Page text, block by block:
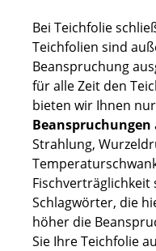
Bei Teichfolie
Teichfolien sind
Beanspruchung
für alle Zeit den
bieten wir Ihnen
Beanspruchungen
Strahlung,
Schlagwörter, die
höher die
Sie Ihre Teichfolie